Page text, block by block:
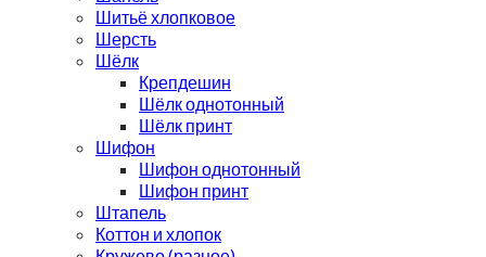
Шитьё хлопковое
Шерсть
Шёлк
Крепдешин
Шёлк однотонный
Шёлк принт
Шифон
Шифон однотонный
Шифон принт
Штапель
Коттон и хлопок